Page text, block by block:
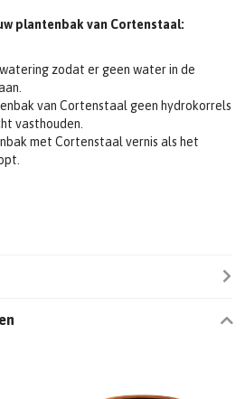
plantenbak van Cortenstaal:
zodat er geen water in de
van Cortenstaal geen hydrokorrels
vasthouden.
met Cortenstaal vernis als het